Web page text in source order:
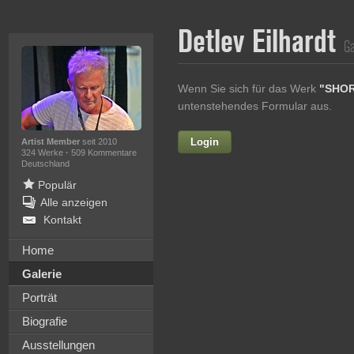
Artist Memberseit 2010
324 Werke · 509 Kommentare
Deutschland
Populär
Alle anzeigen
Kontakt
Home
Galerie
Porträt
Biografie
Ausstellungen
Detlev Eilhardt
Wenn Sie sich für das Werk
untenstehendes Formular aus.
Login